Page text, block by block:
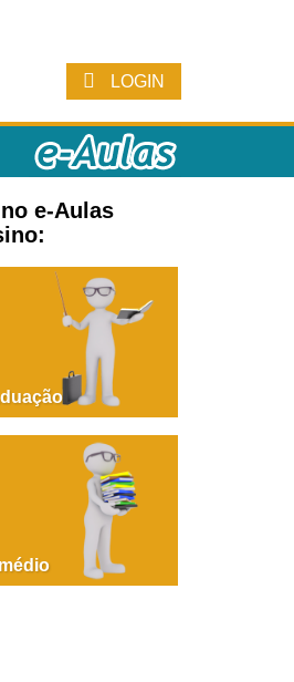
LOGIN
BACCIN
1 – parte 1
e-Aulas